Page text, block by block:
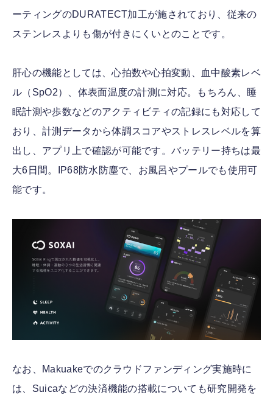
ーティングのDURATECT加工が施されており、従来の
ステンレスよりも傷が付きにくいとのことです。
肝心の機能としては、心拍数や心拍変動、血中酸素レベ
ル（SpO2）、体表面温度の計測に対応。もちろん、睡
眠計測や歩数などのアクティビティの記録にも対応して
おり、計測データから体調スコアやストレスレベルを算
出し、アプリ上で確認が可能です。バッテリー持ちは最
大6日間。IP68防水防塵で、お風呂やプールでも使用可
能です。
なお、Makuakeでのクラウドファンディング実施時に
は、Suicaなどの決済機能の搭載についても研究開発を